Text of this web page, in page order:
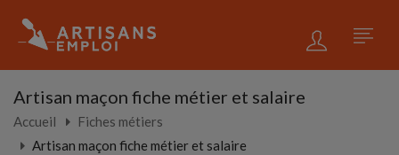
Artisan maçon fiche métier et salaire
Accueil
Fiches métiers
Artisan maçon fiche métier et salaire